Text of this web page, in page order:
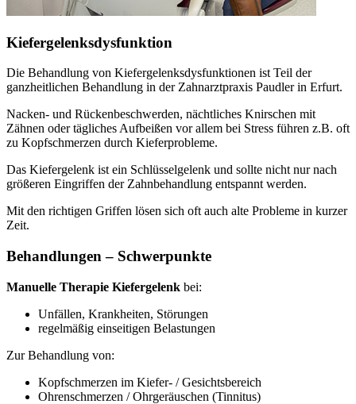
Kiefergelenksdysfunktion
Die Behandlung von Kiefergelenksdysfunktionen ist Teil der
ganzheitlichen Behandlung in der Zahnarztpraxis Paudler in Erfurt.
Nacken- und Rückenbeschwerden, nächtliches Knirschen mit
Zähnen oder tägliches Aufbeißen vor allem bei Stress führen z.B. oft
zu Kopfschmerzen durch Kieferprobleme.
Das Kiefergelenk ist ein Schlüsselgelenk und sollte nicht nur nach
größeren Eingriffen der Zahnbehandlung entspannt werden.
Mit den richtigen Griffen lösen sich oft auch alte Probleme in kurzer
Zeit.
Behandlungen – Schwerpunkte
Manuelle Therapie Kiefergelenk bei:
Unfällen, Krankheiten, Störungen
regelmäßig einseitigen Belastungen
Zur Behandlung von:
Kopfschmerzen im Kiefer- / Gesichtsbereich
Ohrenschmerzen / Ohrgeräuschen (Tinnitus)